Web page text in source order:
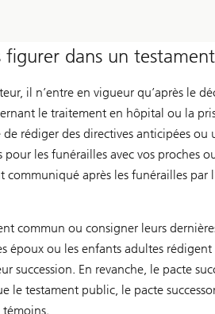
dans un
il n’entre en vigueur qu’après le
le traitement en hôpital ou la
rédiger des directives anticipées ou
les funérailles avec vos proches
après les funérailles par
commun ou consigner leurs
époux ou les enfants adultes
En revanche, le pacte
le testament public, le pacte
témoins.